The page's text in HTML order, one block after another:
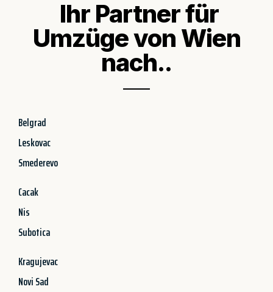
Ihr Partner für
Umzüge von Wien
nach..
Belgrad
Leskovac
Smederevo
Cacak
Nis
Subotica
Kragujevac
Novi Sad